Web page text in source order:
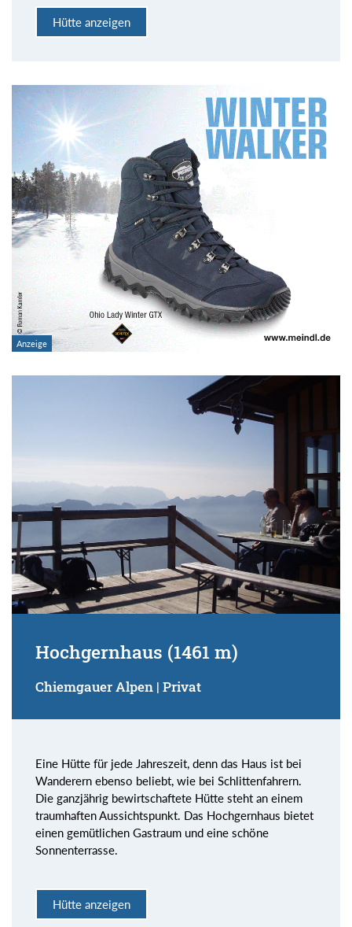
Hütte anzeigen
Hochgernhaus (1461 m)
Chiemgauer Alpen | Privat
Eine Hütte für jede Jahreszeit, denn das Haus ist bei
Wanderern ebenso beliebt, wie bei Schlittenfahrern.
Die ganzjährig bewirtschaftete Hütte steht an einem
traumhaften Aussichtspunkt. Das Hochgernhaus bietet
einen gemütlichen Gastraum und eine schöne
Sonnenterrasse.
Hütte anzeigen